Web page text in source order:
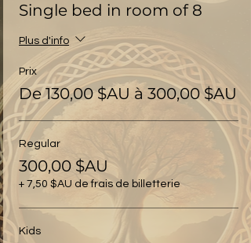
Single bed in room of 8
Plus d'info
Prix
De 130,00 $AU à 300,00 $AU
Regular
300,00 $AU
+ 7,50 $AU de frais de billetterie
Kids